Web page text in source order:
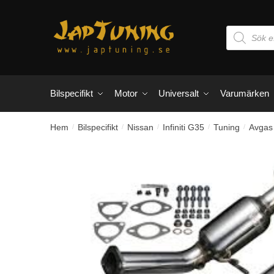
Products
search
Bilspecifikt Motor Universalt Varumärken
Hem / Bilspecifikt / Nissan / Infiniti G35 / Tuning / Avgas